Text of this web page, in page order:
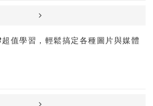
值學習，輕鬆搞定各種圖片與媒體